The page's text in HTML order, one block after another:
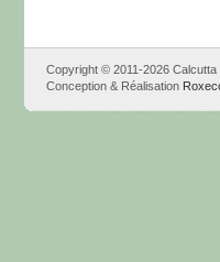
Copyright © 2011-2026
Conception & Réalisation